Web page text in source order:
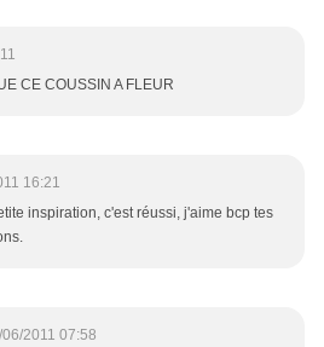
CE COUSSIN A FLEUR
16:21
inspiration, c'est réussi, j'aime bcp tes
06/2011 07:58